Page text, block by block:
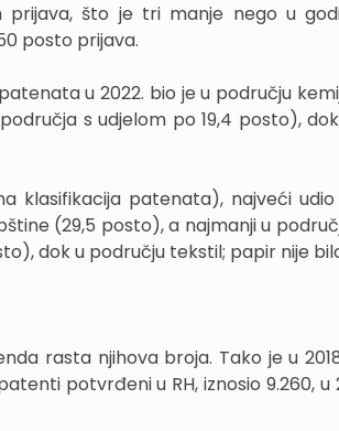
što je tri manje nego u
posto prijava.
u 2022. bio je u području
s udjelom po 19,4 posto),
klasifikacija patenata), najveći
(29,5 posto), a najmanji u
dok u području tekstil; papir nije
rasta njihova broja. Tako je u
potvrđeni u RH, iznosio 9.260, u